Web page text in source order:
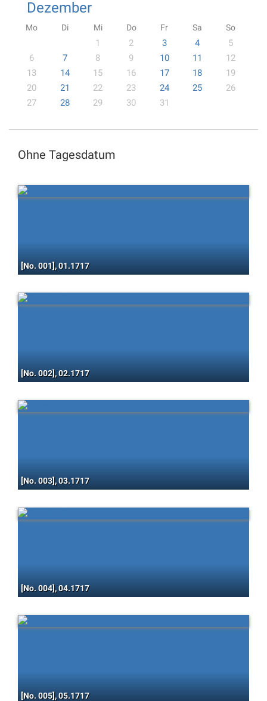
Dezember
Mo Di Mi Do Fr Sa So
1 2 3 4
5
6
7 8 9 10 11
12
13
14 15 16 17 18
19
20
21 22 23 24 25
26
27
28 29 30 31
Ohne Tagesdatum
[No. 001], 01.1717
[No. 002], 02.1717
[No. 003], 03.1717
[No. 004], 04.1717
[No. 005], 05.1717